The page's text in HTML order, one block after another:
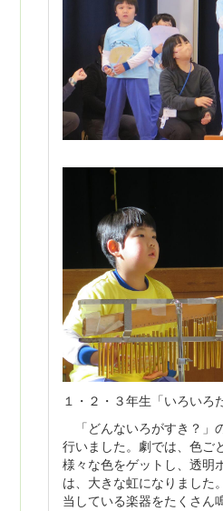
１・２・３年生「いろいろ
「どんないろがすき？」
行いました。劇では、色ご
様々な色をゲットし、透明
は、大きな虹になりました
当している楽器をたくさん